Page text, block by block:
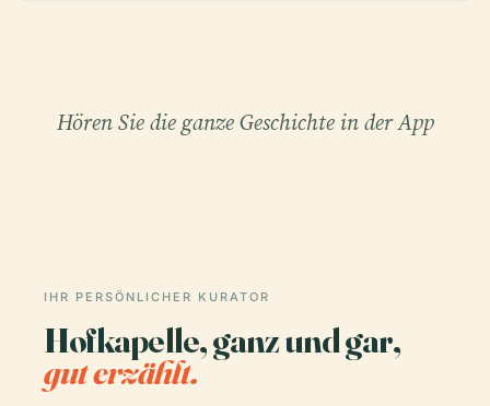
Hören Sie die ganze Geschichte in der App
IHR PERSÖNLICHER KURATOR
Hofkapelle, ganz und gar,
gut erzählt.